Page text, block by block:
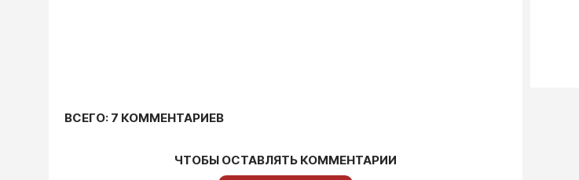
ВСЕГО: 7 КОММЕНТАРИЕВ
ЧТОБЫ ОСТАВЛЯТЬ КОММЕНТАРИИ